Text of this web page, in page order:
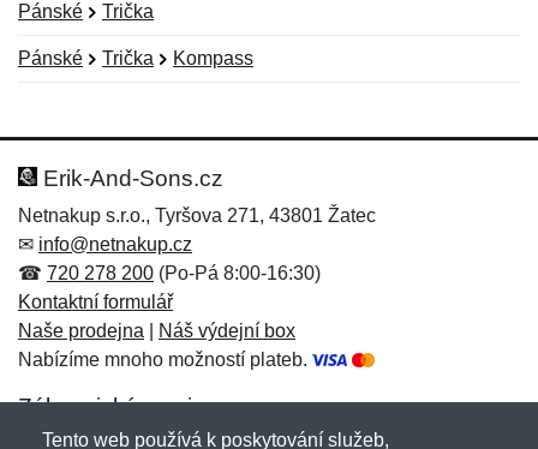
Pánské Trička
Pánské Trička Kompass
Hodnocení:
Jméno: *
Jméno:
E-mail:*
Erik-And-Sons.cz
Netnakup s.r.o., Tyršova 271, 43801 Žatec
✉ info@netnakup.cz
☎ 720 278 200 (Po-Pá 8:00-16:30)
Kontaktní formulář
Naše prodejna
Náš výdejní box
Nabízíme mnoho možností plateb.
Zákaznický servis
Novinky emailem
Tento web používá k poskytování služeb,